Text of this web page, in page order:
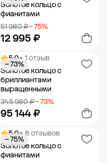
Золотое кольцо с
фианитами
51 980 ₽− 75%
12 995 ₽
Добавить в корзину
5.0• 1 отзыв
Золотое кольцо с
бриллиантами
выращенными
345 980 ₽− 73%
95 144 ₽
− 73%
Добавить в корзину
5.0• 8 отзывов
Золотое кольцо с
фианитами
− 75%